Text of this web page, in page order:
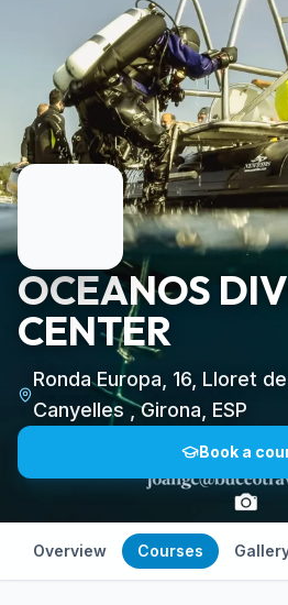
OCEANOS
CENTER
Ronda Europa, 16, Lloret
Canyelles , Girona, ESP
Book a
Overview Courses